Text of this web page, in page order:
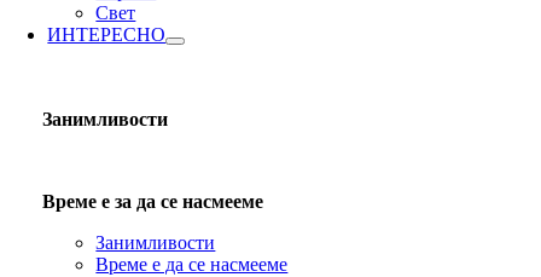
Свет
ИНТЕРЕСНО
Занимливости
Време е за да се насмееме
Занимливости
Време е да се насмееме